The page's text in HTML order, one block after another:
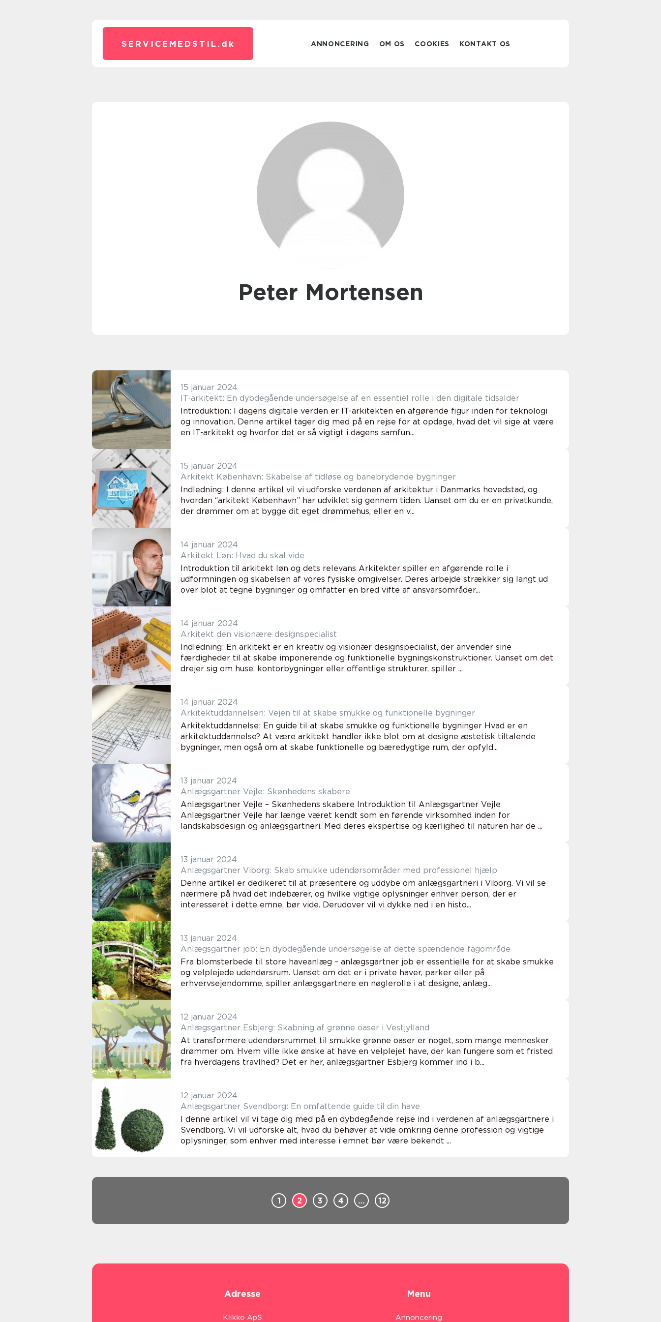
SERVICEMEDSTIL. dk ANNONCERING OM OS COOKIES KONTAKT OS
Peter Mortensen
15 januar 2024
IT-arkitekt: En dybdegående undersøgelse af en essentiel rolle i den digitale tidsalder
Introduktion: I dagens digitale verden er IT-arkitekten en afgørende figur inden for teknologi
og innovation. Denne artikel tager dig med på en rejse for at opdage, hvad det vil sige at være
en IT-arkitekt og hvorfor det er så vigtigt i dagens samfun...
15 januar 2024
Arkitekt København: Skabelse af tidløse og banebrydende bygninger
Indledning: I denne artikel vil vi udforske verdenen af arkitektur i Danmarks hovedstad, og
hvordan “arkitekt København” har udviklet sig gennem tiden. Uanset om du er en privatkunde,
der drømmer om at bygge dit eget drømmehus, eller en v...
14 januar 2024
Arkitekt Løn: Hvad du skal vide
Introduktion til arkitekt løn og dets relevans Arkitekter spiller en afgørende rolle i
udformningen og skabelsen af vores fysiske omgivelser. Deres arbejde strækker sig langt ud
over blot at tegne bygninger og omfatter en bred vifte af ansvarsområder...
14 januar 2024
Arkitekt den visionære designspecialist
Indledning: En arkitekt er en kreativ og visionær designspecialist, der anvender sine
færdigheder til at skabe imponerende og funktionelle bygningskonstruktioner. Uanset om det
drejer sig om huse, kontorbygninger eller offentlige strukturer, spiller ...
14 januar 2024
Arkitektuddannelsen: Vejen til at skabe smukke og funktionelle bygninger
Arkitektuddannelse: En guide til at skabe smukke og funktionelle bygninger Hvad er en
arkitektuddannelse? At være arkitekt handler ikke blot om at designe æstetisk tiltalende
bygninger, men også om at skabe funktionelle og bæredygtige rum, der opfyld...
13 januar 2024
Anlægsgartner Vejle: Skønhedens skabere
Anlægsgartner Vejle – Skønhedens skabere Introduktion til Anlægsgartner Vejle
Anlægsgartner Vejle har længe været kendt som en førende virksomhed inden for
landskabsdesign og anlægsgartneri. Med deres ekspertise og kærlighed til naturen har de ...
13 januar 2024
Anlægsgartner Viborg: Skab smukke udendørsområder med professionel hjælp
Denne artikel er dedikeret til at præsentere og uddybe om anlægsgartneri i Viborg. Vi vil se
nærmere på hvad det indebærer, og hvilke vigtige oplysninger enhver person, der er
interesseret i dette emne, bør vide. Derudover vil vi dykke ned i en histo...
13 januar 2024
Anlægsgartner job: En dybdegående undersøgelse af dette spændende fagområde
Fra blomsterbede til store haveanlæg – anlægsgartner job er essentielle for at skabe smukke
og velplejede udendørsrum. Uanset om det er i private haver, parker eller på
erhvervsejendomme, spiller anlægsgartnere en nøglerolle i at designe, anlæg...
12 januar 2024
Anlægsgartner Esbjerg: Skabning af grønne oaser i Vestjylland
At transformere udendørsrummet til smukke grønne oaser er noget, som mange mennesker
drømmer om. Hvem ville ikke ønske at have en velplejet have, der kan fungere som et fristed
fra hverdagens travlhed? Det er her, anlægsgartner Esbjerg kommer ind i b...
12 januar 2024
Anlægsgartner Svendborg: En omfattende guide til din have
I denne artikel vil vi tage dig med på en dybdegående rejse ind i verdenen af anlægsgartnere i
Svendborg. Vi vil udforske alt, hvad du behøver at vide omkring denne profession og vigtige
oplysninger, som enhver med interesse i emnet bør være bekendt ...
1 2 3 4 … 12
Adresse Menu
Annoncering